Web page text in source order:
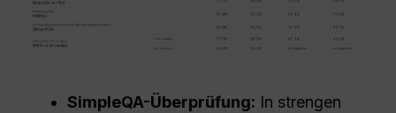
SimpleQA-Überprüfung: In strengen